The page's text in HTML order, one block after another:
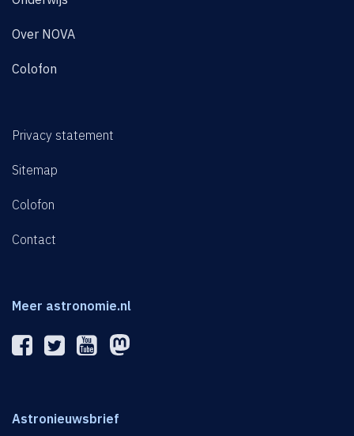
Over NOVA
Colofon
Privacy statement
Sitemap
Colofon
Contact
Meer astronomie.nl
Astronieuwsbrief